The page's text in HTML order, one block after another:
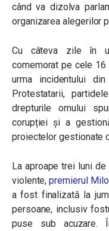
când va dizolva
organizarea alegerilor
Cu câteva zile în
comemorat pe cele
urma incidentului
Protestatarii,
drepturile omului
corupției și a
proiectelor gestionate
La aproape trei luni
violente,premierul
a fost finalizată la
persoane, inclusiv
puse sub acuzare.